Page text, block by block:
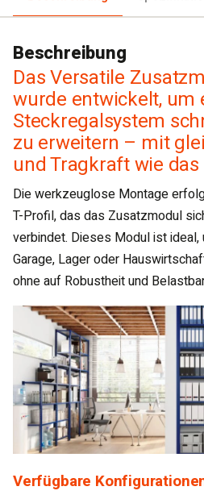
Beschreibung
Das Versatile
wurde entwickelt, um
Steckregalsystem
zu erweitern – mit
und Tragkraft wie
Die werkzeuglose Montage
T-Profil, das das Zusatzmodul
verbindet. Dieses Modul ist ideal,
Garage, Lager oder
ohne auf Robustheit und
Verfügbare